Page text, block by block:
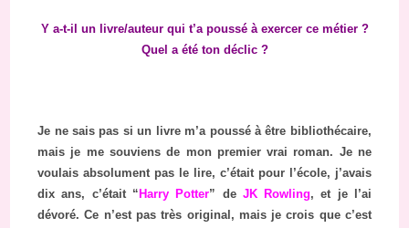
Y a-t-il un livre/auteur qui t’a poussé à exercer ce métier ?
Quel a été ton déclic ?
Je ne sais pas si un livre m’a poussé à être bibliothécaire,
mais je me souviens de mon premier vrai roman. Je ne
voulais absolument pas le lire, c’était pour l’école, j’avais
dix ans, c’était “ Harry Potter” de JK Rowling, et je l’ai
dévoré. Ce n’est pas très original, mais je crois que c’est